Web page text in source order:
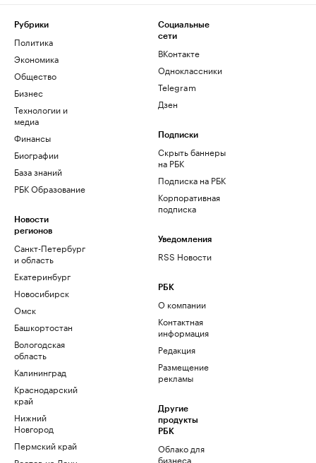
Рубрики
Политика
Экономика
Общество
Бизнес
Технологии и
медиа
Финансы
Биографии
База знаний
РБК Образование
Новости
регионов
Санкт-Петербург
и область
Екатеринбург
Новосибирск
Омск
Башкортостан
Вологодская
область
Калининград
Краснодарский
край
Нижний
Новгород
Пермский край
Социальные
сети
ВКонтакте
Одноклассники
Telegram
Дзен
Подписки
Скрыть баннеры
на РБК
Подписка на РБК
Корпоративная
подписка
Уведомления
RSS Новости
РБК
О компании
Контактная
информация
Редакция
Размещение
рекламы
Другие
продукты
РБК
Облако для
бизнеса